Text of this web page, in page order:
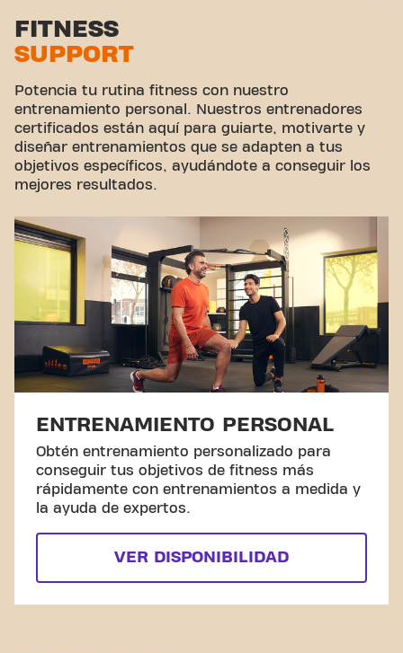
Zona de estiramiento
Ciclismo virtual
Hacer un tour
FITNESS
SUPPORT
Potencia tu rutina fitness con nuestro
entrenamiento personal. Nuestros entrenadores
certificados están aquí para guiarte, motivarte y
diseñar entrenamientos que se adapten a tus
objetivos específicos, ayudándote a conseguir los
mejores resultados.
ENTRENAMIENTO PERSONAL
Obtén entrenamiento personalizado para
conseguir tus objetivos de fitness más
rápidamente con entrenamientos a medida y
la ayuda de expertos.
VER DISPONIBILIDAD